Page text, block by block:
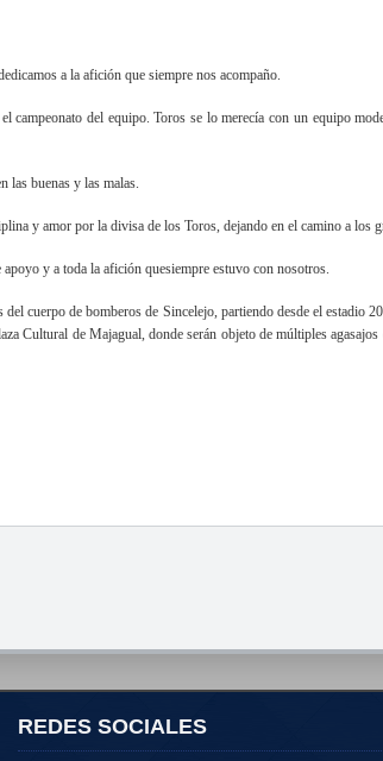
a la afición que siempre nos acompaño.
del equipo. Toros se lo merecía con un equipo
las buenas y las malas.
y amor por la divisa de los Toros, dejando en el camino a los
y a toda la afición quesiempre estuvo con nosotros.
cuerpo de bomberos de Sincelejo, partiendo desde el estadio
Cultural de Majagual, donde serán objeto de múltiples agasajos
REDES SOCIALES